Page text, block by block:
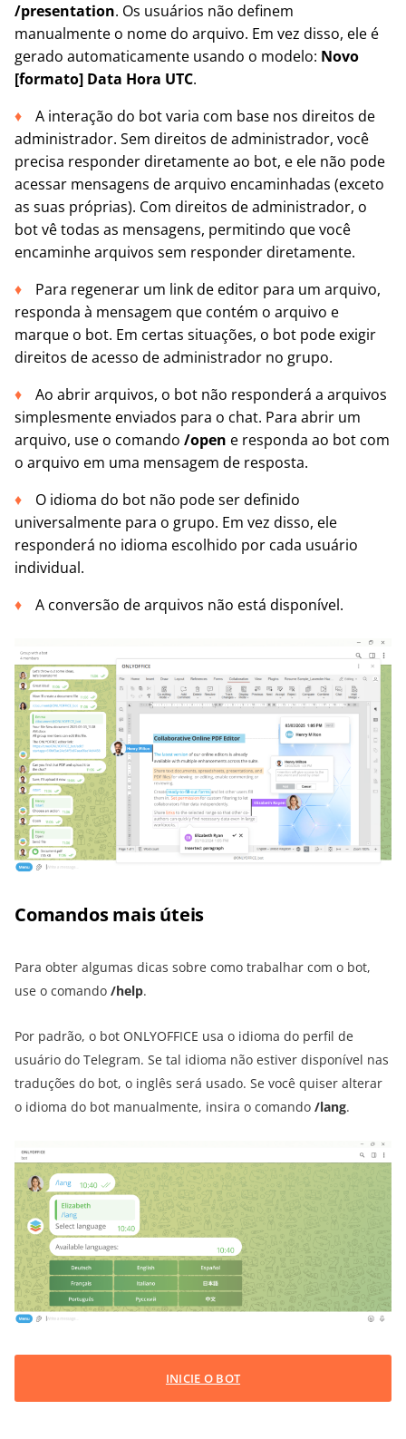
/presentation. Os usuários não definem
manualmente o nome do arquivo. Em vez disso, ele é
gerado automaticamente usando o modelo: Novo
[formato] Data Hora UTC.
A interação do bot varia com base nos direitos de
administrador. Sem direitos de administrador, você
precisa responder diretamente ao bot, e ele não pode
acessar mensagens de arquivo encaminhadas (exceto
as suas próprias). Com direitos de administrador, o
bot vê todas as mensagens, permitindo que você
encaminhe arquivos sem responder diretamente.
Para regenerar um link de editor para um arquivo,
responda à mensagem que contém o arquivo e
marque o bot. Em certas situações, o bot pode exigir
direitos de acesso de administrador no grupo.
Ao abrir arquivos, o bot não responderá a arquivos
simplesmente enviados para o chat. Para abrir um
arquivo, use o comando /open e responda ao bot com
o arquivo em uma mensagem de resposta.
O idioma do bot não pode ser definido
universalmente para o grupo. Em vez disso, ele
responderá no idioma escolhido por cada usuário
individual.
A conversão de arquivos não está disponível.
Comandos mais úteis
Para obter algumas dicas sobre como trabalhar com o bot,
use o comando /help.
Por padrão, o bot ONLYOFFICE usa o idioma do perfil de
usuário do Telegram. Se tal idioma não estiver disponível nas
traduções do bot, o inglês será usado. Se você quiser alterar
o idioma do bot manualmente, insira o comando /lang.
INICIE O BOT